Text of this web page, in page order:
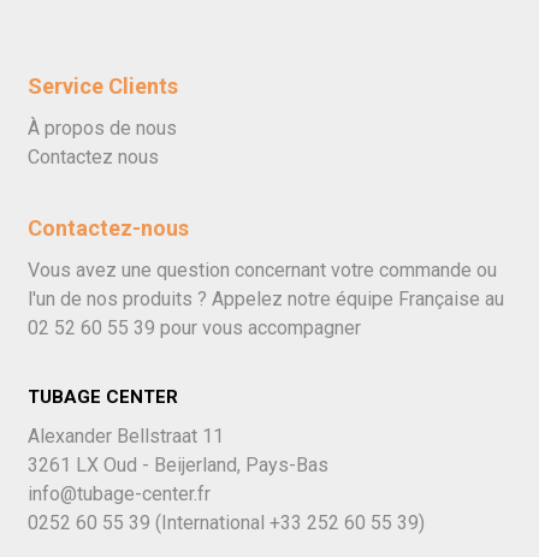
Service Clients
À propos de nous
Contactez nous
Contactez-nous
Vous avez une question concernant votre commande ou
l'un de nos produits ? Appelez notre équipe Française au
02 52 60 55 39 pour vous accompagner
TUBAGE CENTER
Alexander Bellstraat 11
3261 LX Oud - Beijerland, Pays-Bas
info@tubage-center.fr
0252 60 55 39 (International +33 252 60 55 39)